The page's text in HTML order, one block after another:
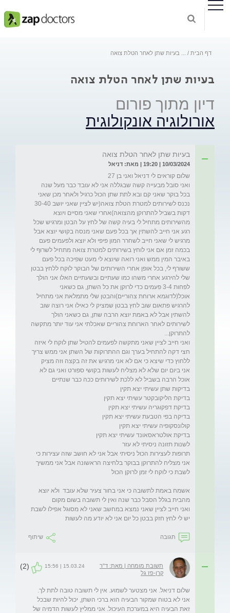
דף הבית בעיות שתן לאחר הטלת צואה
בעיות שתן לאחר הטלת צואה
דיון מתוך פורום
אורולוגיה אונקולוגית
בעיות שתן לאחר הטלת צואה
10/03/2024 | 19:20 | מאת: דניאל
בכל בוקר שאני קם ובא לתת שתן הכול כרגיל ולאחר מכן שאני
דקות בשביל להתרוקן מהצואה)אחרי שאני מסיים ויוצא
מהשירותים מתחיל לי בעיה קשה של לחץ על הבטן ומרגיש שכל
רגע אני חייב להשתין אך בכל פעם שאני מנסה בקושי יוצא אבל
מרגיש לי שאני חייב לשחרר המון פיפי ולא יוצא ולפעמים פעם
בכמה זמן אם אני לוחץ בשירותים למטרת צואה מתחיל לשרוף לי
באיבר המין ממש ואני רואה שיוצא לי מעט שפיכה בכל פעם
ששורף לי, בכל אופן אחרי השירותים של הבוקר לוקח ללחץ בבטן
שלי להירגע אחרי משהו כמו שעתיים ובשעתיים האלו אני הולך
לפחות 3-4 פעמים כדי לרוקן את כל השתן, גם כשאני
אוכל(לדוגמא ארוחת צהוריים)והבטן שלי מתמלאת אני מתחיל
להרגיש פתאום שוב לחץ בבטן שמציק לי כאילו אני רוצה שוב
להשתין אבל לא באמת יוצא הרבה שתן, גם כשאני הולך
לשירותים לאחר הארוחת צהוריים שאכלתי אני עוד יותר מתקשה
ואני חייב לציין שאני מתקשה לפעמים להטיל שתן לוקח לי איזה
חצי דקה להתחיל בערך וגם ההתרוקות של השתן אני ממש צריך
אני ביום יום שלא לא מצליח לעשות בקושי ספורט ואני גם לא
תרופות לעצירות הכול ניסיתי אבל אני לא חושב שזה עצירות כי
אני מצליח להתרוקן בבוקר בלחיצה הראשונה אבל אני ממשיך
אשמח באמת לתשובה כי אני בחור צעיר שלא עובד  ולא יוצא
ואני חייב לציין שאני נמצא במחשב שאני לא מסוגל אפילו לשבת
יש לי לחץ חזק בבטן כל יום אני לא יודע מה לעשות
תגובה שיתוף
תשובת מומחה | מאת: ד"ר
קרן-פז גל
15.03.24 | 15:56
(2)
שלום דניאל. אני מצטער לשמוע. אין לי תשובה טובה לתת לך.
אני לא בטוח שמקור הבעיה הוא ברכי השתן, יכול להיות שבכל
זאת הבעיה היא במערכת העיכול. אני ממליץ לעשות הדמיה של